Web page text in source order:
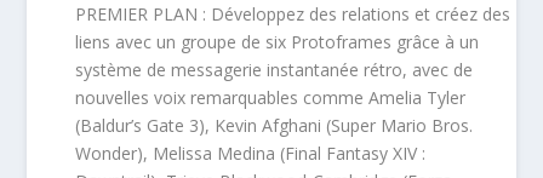
PREMIER PLAN : Développez des relations et créez des
liens avec un groupe de six Protoframes grâce à un
système de messagerie instantanée rétro, avec de
nouvelles voix remarquables comme Amelia Tyler
(Baldur’s Gate 3), Kevin Afghani (Super Mario Bros.
Wonder), Melissa Medina (Final Fantasy XIV :